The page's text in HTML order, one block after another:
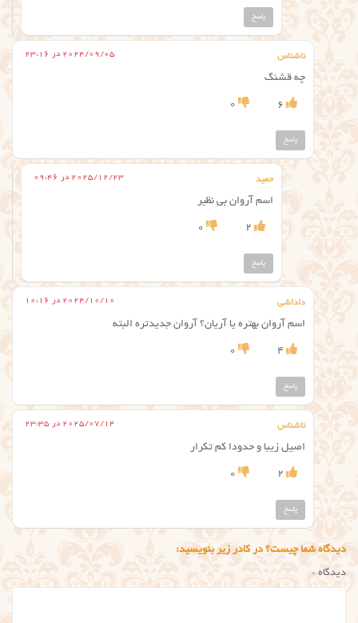
پاسخ
ناشناس 2024/09/05 در 23:16
چه قشنگ
6
0
پاسخ
حمید 2025/12/23 در 09:46
اسم آروان بی نظیر
2
0
پاسخ
داداشی 2024/10/10 در 10:16
اسم آروان بهتره یا آریان؟ آروان جدیدتره البته
4
0
پاسخ
ناشناس 2025/07/14 در 23:35
اصیل زیبا و حدودا کم تکرار
2
0
پاسخ
دیدگاه شما چیست؟ در کادر زیر بنویسید:
دیدگاه*